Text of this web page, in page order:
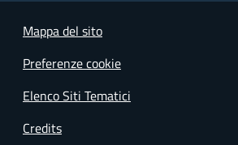
Mappa del sito
Preferenze cookie
Elenco Siti Tematici
Credits